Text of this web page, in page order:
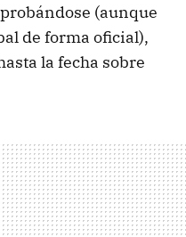
(aunque
de forma oficial),
la fecha sobre